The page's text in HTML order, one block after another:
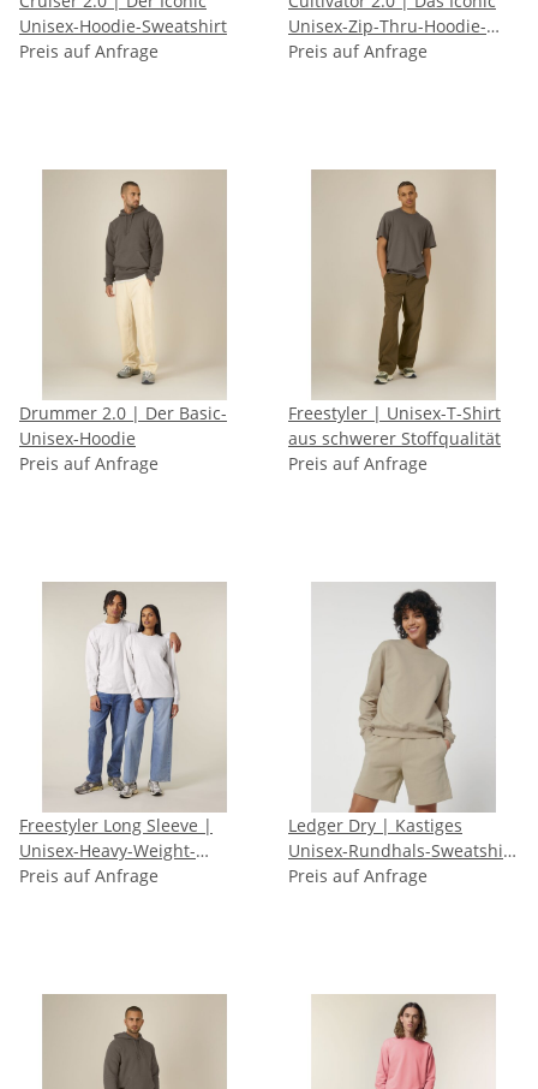
Unisex-Hoodie-Sweatshirt
Preis auf Anfrage
Unisex-Zip-Thru-Hoodie-
Sweatshirt
Preis auf Anfrage
Drummer 2.0 | Der Basic-
Unisex-Hoodie
Preis auf Anfrage
Freestyler | Unisex-T-Shirt
aus schwerer Stoffqualität
Preis auf Anfrage
Freestyler Long Sleeve |
Unisex-Heavy-Weight-
Langarmshirt
Preis auf Anfrage
Ledger Dry | Kastiges
Unisex-Rundhals-Sweatshirt
mit trockener Haptik
Preis auf Anfrage